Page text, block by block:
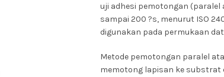
uji adhesi pemotongan
sampai 200 ?s, menurut ISO
digunakan pada permukaan
Metode pemotongan paralel
memotong lapisan ke substrat